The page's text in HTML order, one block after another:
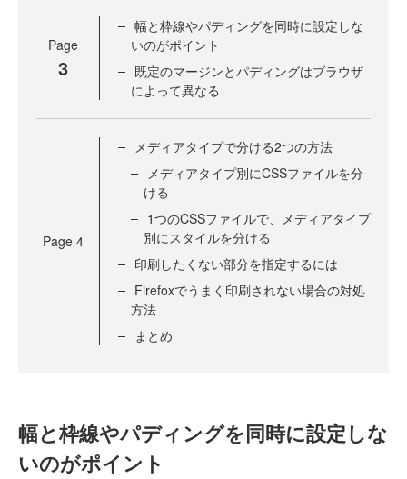
Page
3
幅と枠線やパディングを同時に設定しな
いのがポイント
既定のマージンとパディングはブラウザ
によって異なる
Page 4
メディアタイプで分ける2つの方法
メディアタイプ別にCSSファイルを分
ける
1つのCSSファイルで、メディアタイプ
別にスタイルを分ける
印刷したくない部分を指定するには
Firefoxでうまく印刷されない場合の対処
方法
まとめ
幅と枠線やパディングを同時に設定しな
いのがポイント